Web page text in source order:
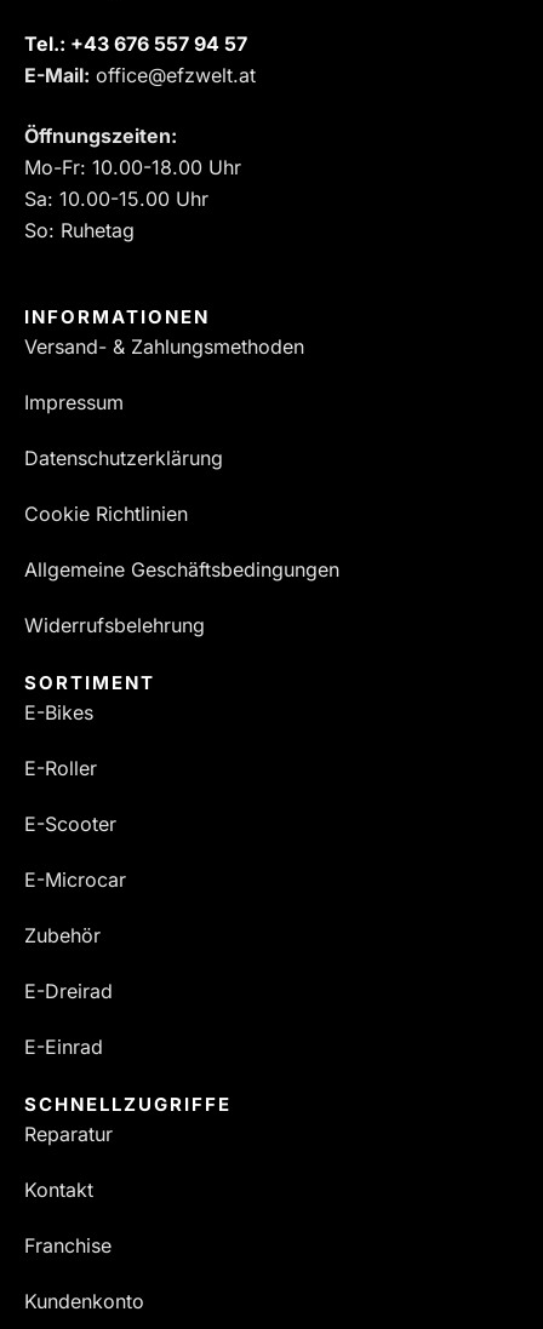
Tel.: ‎+43 676 557 94 57
E-Mail: office@efzwelt.at
Öffnungszeiten:
Mo-Fr: 10.00-18.00 Uhr
Sa: 10.00-15.00 Uhr
So: Ruhetag
INFORMATIONEN
Versand- & Zahlungsmethoden
Impressum
Datenschutzerklärung
Cookie Richtlinien
Allgemeine Geschäftsbedingungen
Widerrufsbelehrung
SORTIMENT
E-Bikes
E-Roller
E-Scooter
E-Microcar
Zubehör
E-Dreirad
E-Einrad
SCHNELLZUGRIFFE
Reparatur
Kontakt
Franchise
Kundenkonto